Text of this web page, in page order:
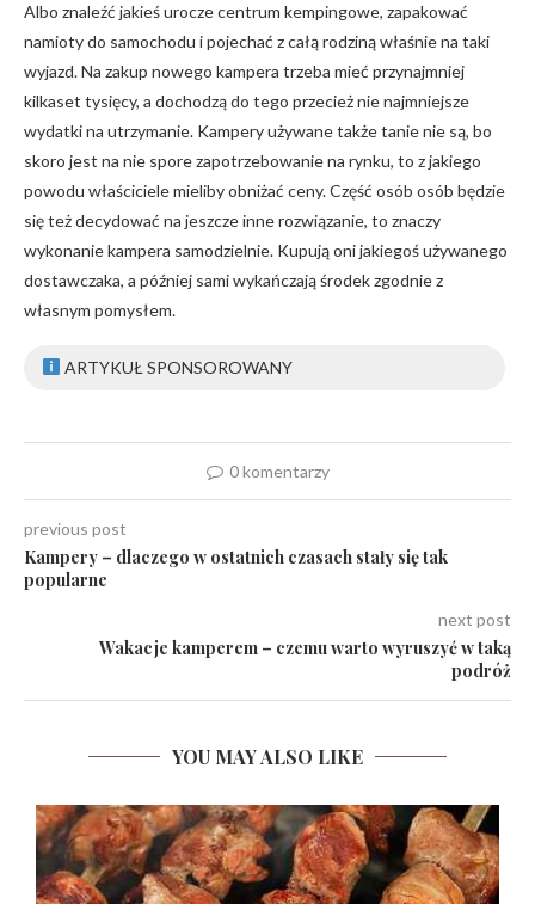
Albo znaleźć jakieś urocze centrum kempingowe, zapakować
namioty do samochodu i pojechać z całą rodziną właśnie na taki
wyjazd. Na zakup nowego kampera trzeba mieć przynajmniej
kilkaset tysięcy, a dochodzą do tego przecież nie najmniejsze
wydatki na utrzymanie. Kampery używane także tanie nie są, bo
skoro jest na nie spore zapotrzebowanie na rynku, to z jakiego
powodu właściciele mieliby obniżać ceny. Część osób osób będzie
się też decydować na jeszcze inne rozwiązanie, to znaczy
wykonanie kampera samodzielnie. Kupują oni jakiegoś używanego
dostawczaka, a później sami wykańczają środek zgodnie z
własnym pomysłem.
ARTYKUŁ SPONSOROWANY
0 komentarzy
previous post
Kampery – dlaczego w ostatnich czasach stały się tak
popularne
next post
Wakacje kamperem – czemu warto wyruszyć w taką
podróż
YOU MAY ALSO LIKE